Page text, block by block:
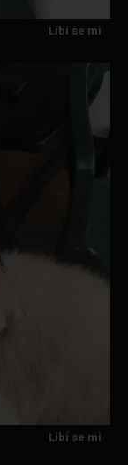
Líbí se mi
Líbí se mi